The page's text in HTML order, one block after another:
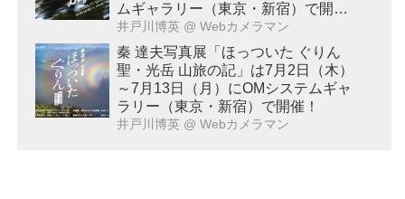
ムギャラリー（東京・新宿）で開
催！
井戸川博英 @ Webカメラマン
秦 達夫写真展「ほっついた ぐりん
聖・光岳 山旅の記」は7月2日（木）
～7月13日（月）にOMシステムギャ
ラリー（東京・新宿）で開催！
井戸川博英 @ Webカメラマン